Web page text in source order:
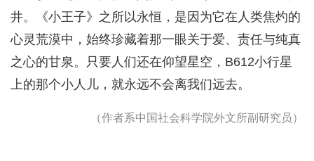
井。《小王子》之所以永恒，是因为它在人类焦灼的
心灵荒漠中，始终珍藏着那一眼关于爱、责任与纯真
之心的甘泉。只要人们还在仰望星空，B612小行星
上的那个小人儿，就永远不会离我们远去。
（作者系中国社会科学院外文所副研究员）